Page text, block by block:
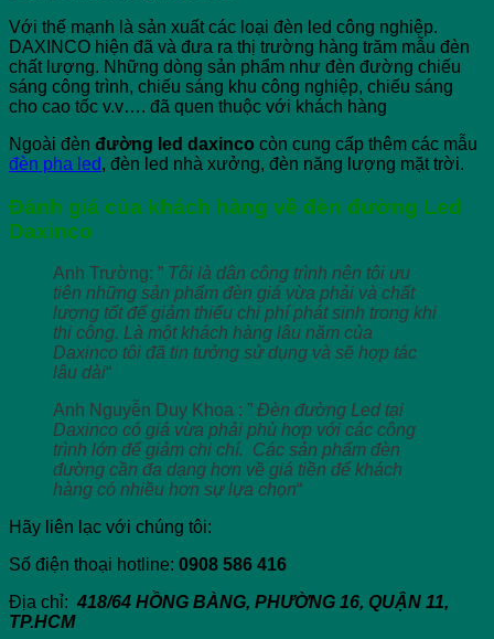
Với thế mạnh là sản xuất các loại đèn led công nghiệp.
DAXINCO hiện đã và đưa ra thị trường hàng trăm mẫu đèn
chất lượng. Những dòng sản phẩm như đèn đường chiếu
sáng công trình, chiếu sáng khu công nghiệp, chiếu sáng
cho cao tốc v.v…. đã quen thuộc với khách hàng
Ngoài đèn đường led daxinco còn cung cấp thêm các mẫu
đèn pha led, đèn led nhà xưởng, đèn năng lượng mặt trời.
Đánh giá của khách hàng về đèn đường Led
Daxinco
Anh Trường: ” Tôi là dân công trình nên tôi ưu
tiên những sản phẩm đèn giá vừa phải và chất
lượng tốt để giảm thiểu chi phí phát sinh trong khi
thi công. Là một khách hàng lâu năm của
Daxinco tôi đã tin tưởng sử dụng và sẽ hợp tác
lâu dài“
Anh Nguyễn Duy Khoa : ” Đèn đường Led tại
Daxinco có giá vừa phải phù hợp với các công
trình lớn để giảm chi chí. Các sản phẩm đèn
đường cần đa dạng hơn về giá tiền để khách
hàng có nhiều hơn sự lựa chọn“
Hãy liên lạc với chúng tôi:
Số điện thoại hotline: 0908 586 416
Địa chỉ: 418/64 HỒNG BÀNG, PHƯỜNG 16, QUẬN 11,
TP.HCM